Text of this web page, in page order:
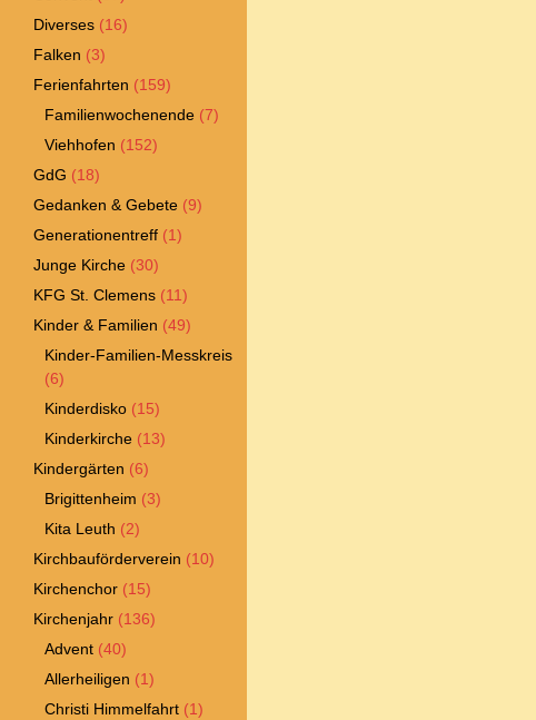
Diverses (16)
Falken (3)
Ferienfahrten (159)
Familienwochenende (7)
Viehhofen (152)
GdG (18)
Gedanken & Gebete (9)
Generationentreff (1)
Junge Kirche (30)
KFG St. Clemens (11)
Kinder & Familien (49)
Kinder-Familien-Messkreis
(6)
Kinderdisko (15)
Kinderkirche (13)
Kindergärten (6)
Brigittenheim (3)
Kita Leuth (2)
Kirchbauförderverein (10)
Kirchenchor (15)
Kirchenjahr (136)
Advent (40)
Allerheiligen (1)
Christi Himmelfahrt (1)